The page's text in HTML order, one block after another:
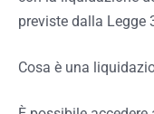
previste dalla Legge
Cosa è una